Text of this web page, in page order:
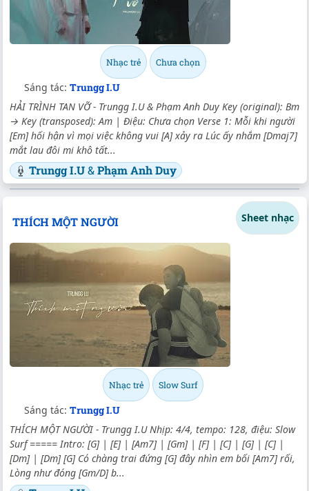
Nhạc trẻ Chưa chọn
Sáng tác: Trungg I.U
HẢI TRÌNH TAN VỠ - Trungg I.U & Phạm Anh Duy Key (original): Bm
→ Key (transposed): Am | Điệu: Chưa chọn Verse 1: Mỗi khi người
[Em] hối hận vì mọi việc không vui [A] xảy ra Lúc ấy nhắm [Dmaj7]
mắt lau đôi mi khô tất...
Trungg I.U&Phạm Anh Duy
THÍCH MỘT NGƯỜI Sheet nhạc
Nhạc trẻ Slow Surf
Sáng tác: Trungg I.U
THÍCH MỘT NGƯỜI - Trungg I.U Nhịp: 4/4, tempo: 128, điệu: Slow
Surf ===== Intro: [G] | [E] | [Am7] | [Gm] | [F] | [C] | [G] | [C] |
[Dm] | [Dm] [G] Có chàng trai đứng [G] đây nhìn em bối [Am7] rối,
Lòng như đóng [Gm/D] b...